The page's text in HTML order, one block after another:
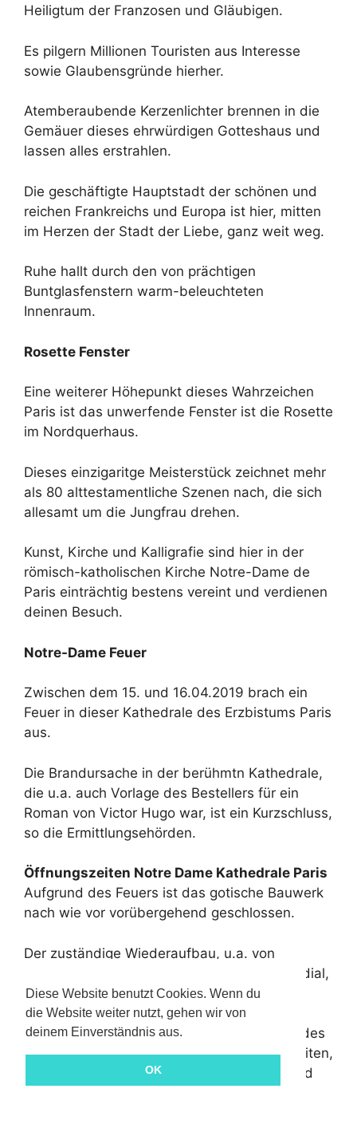
Diese Website benutzt Cookies. Wenn du
die Website weiter nutzt, gehen wir von
deinem Einverständnis aus.
OK
Heiligtum der Franzosen und Gläubigen.
Es pilgern Millionen Touristen aus Interesse
sowie Glaubensgründe hierher.
Atemberaubende Kerzenlichter brennen in die
Gemäuer dieses ehrwürdigen Gotteshaus und
lassen alles erstrahlen.
Die geschäftigte Hauptstadt der schönen und
reichen Frankreichs und Europa ist hier, mitten
im Herzen der Stadt der Liebe, ganz weit weg.
Ruhe hallt durch den von prächtigen
Buntglasfenstern warm-beleuchteten
Innenraum.
Rosette Fenster
Eine weiterer Höhepunkt dieses Wahrzeichen
Paris ist das unwerfende Fenster ist die Rosette
im Nordquerhaus.
Dieses einzigaritge Meisterstück zeichnet mehr
als 80 alttestamentliche Szenen nach, die sich
allesamt um die Jungfrau drehen.
Kunst, Kirche und Kalligrafie sind hier in der
römisch-katholischen Kirche Notre-Dame de
Paris einträchtig bestens vereint und verdienen
deinen Besuch.
Notre-Dame Feuer
Zwischen dem 15. und 16.04.2019 brach ein
Feuer in dieser Kathedrale des Erzbistums Paris
aus.
Die Brandursache in der berühmtn Kathedrale,
die u.a. auch Vorlage des Bestellers für ein
Roman von Victor Hugo war, ist ein Kurzschluss,
so die Ermittlungsehörden.
Öffnungszeiten Notre Dame Kathedrale Paris
Aufgrund des Feuers ist das gotische Bauwerk
nach wie vor vorübergehend geschlossen.
Der zuständige Wiederaufbau, u.a. von
Persönlichkeiten unterstützt, zumindest medial,
dauert an.
Die voraussichtliche Wiederöffnung ist laut des
zuständigen Leiter der Rekonstruktionsarbeiten,
Philippe Villeneuve, ungefähr in 5 Jahren und